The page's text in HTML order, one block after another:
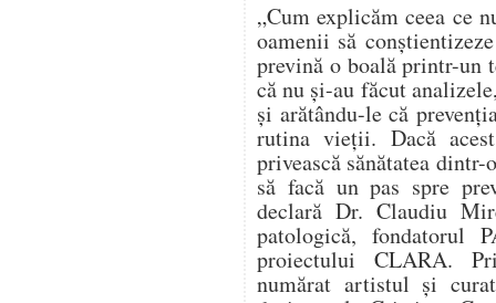
„Cum explicăm ceea ce
oamenii să
prevină o boală printr-un
că nu și-au făcut
și arătându-le că
rutina vieții. Dacă
privească sănătatea
să facă un pas spre
declară Dr. Claudiu
patologică, fondatorul
proiectului CLARA.
numărat artistul și